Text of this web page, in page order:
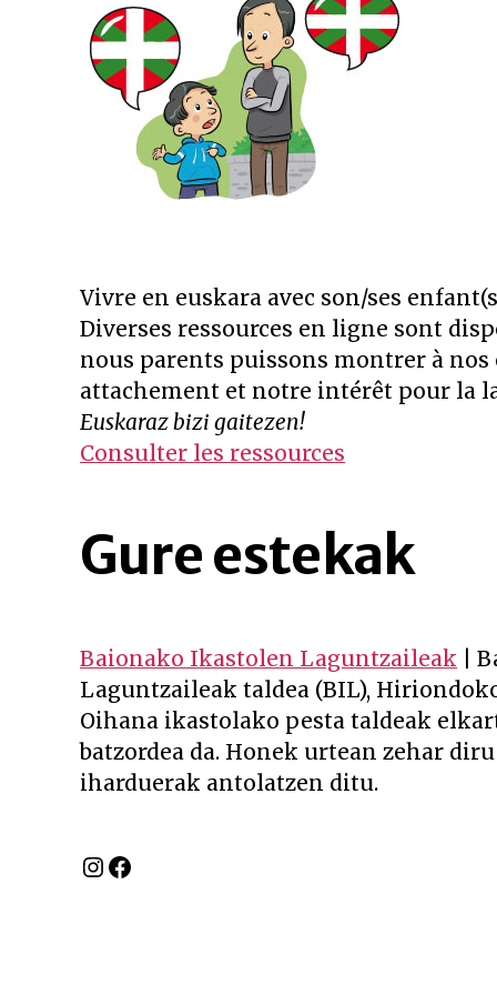
Vivre en euskara avec son/ses
Diverses ressources en ligne sont
nous parents puissons montrer à
attachement et notre intérêt pour la
Euskaraz bizi gaitezen!
Consulter les ressources
Gure estekak
Baionako Ikastolen Laguntzaileak |
Laguntzaileak taldea (BIL),
Oihana ikastolako pesta taldeak
batzordea da. Honek urtean zehar
iharduerak antolatzen ditu.
Instagram
Facebook